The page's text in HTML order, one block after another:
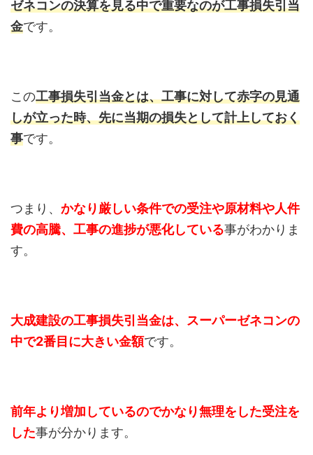
ゼネコンの決算を見る中で重要なのが工事損失引当
金です。
この工事損失引当金とは、工事に対して赤字の見通
しが立った時、先に当期の損失として計上しておく
事です。
つまり、 かなり厳しい条件での受注や原材料や人件
費の高騰、工事の進捗が悪化している事がわかりま
す。
大成建設の工事損失引当金は、スーパーゼネコンの
中で2番目に大きい金額です。
前年より増加しているのでかなり無理をした受注を
した事が分かります。